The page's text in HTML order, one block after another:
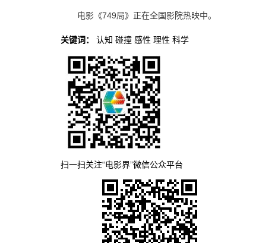
电影《749局》正在全国影院热映中。
关键词： 认知 碰撞 感性 理性 科学
扫一扫关注“电影界”微信公众平台